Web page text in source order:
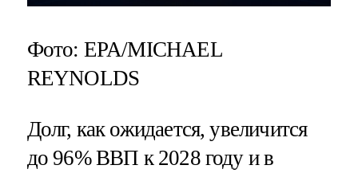
Фото: EPA/MICHAEL
REYNOLDS
Долг, как ожидается, увеличится
до 96% ВВП к 2028 году и в